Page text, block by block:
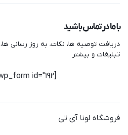
با ما در تماس باشید
دریافت توصیه ها، نکات، به روز رسانی ها،
تبلیغات و بیشتر
[mc4wp_form id="192"]
فروشگاه لونا آی تی